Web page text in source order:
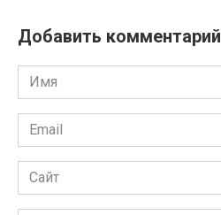
Добавить комментарий
Имя
Email
Сайт